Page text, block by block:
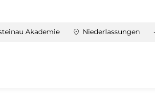
Akademie Niederlassungen